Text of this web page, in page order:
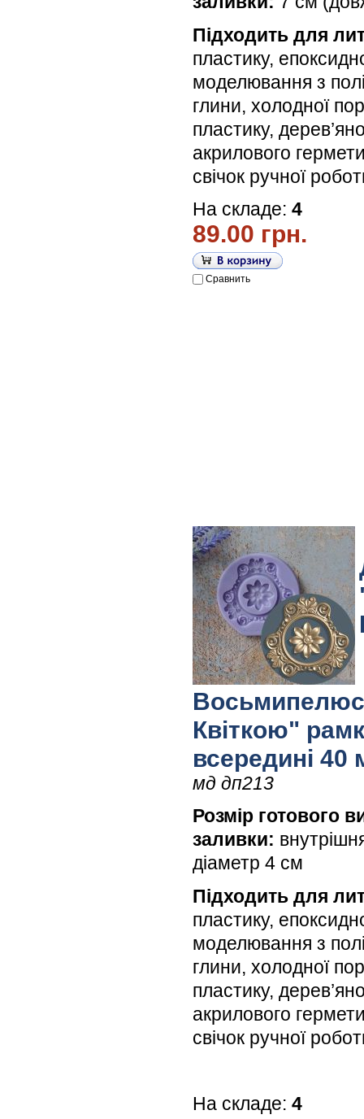
Підходить для
пластику,
моделювання з
глини, холодної
пластику,
акрилового
свічок ручної
На складе: 4
89.00 грн.
Сравнить
Квіткою"
всередині 40
мд дп213
Розмір готового
заливки:
діаметр 4 см
Підходить для
пластику,
моделювання з
глини, холодної
пластику,
акрилового
свічок ручної
На складе: 4